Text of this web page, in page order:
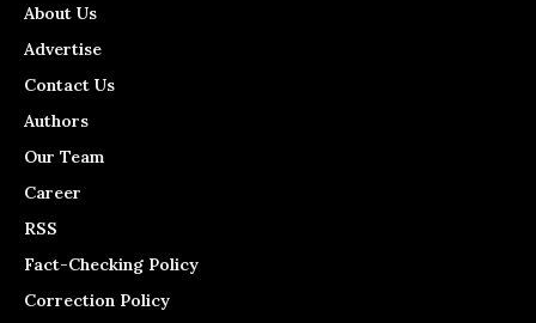
About Us
Advertise
Contact Us
Authors
Our Team
Career
RSS
Fact-Checking Policy
Correction Policy